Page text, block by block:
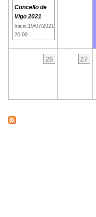
Concello de
Vigo 2021
Inicio:19/07/2021
20:00
26 27